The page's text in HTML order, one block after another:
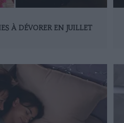
À DÉVORER EN JUILLET